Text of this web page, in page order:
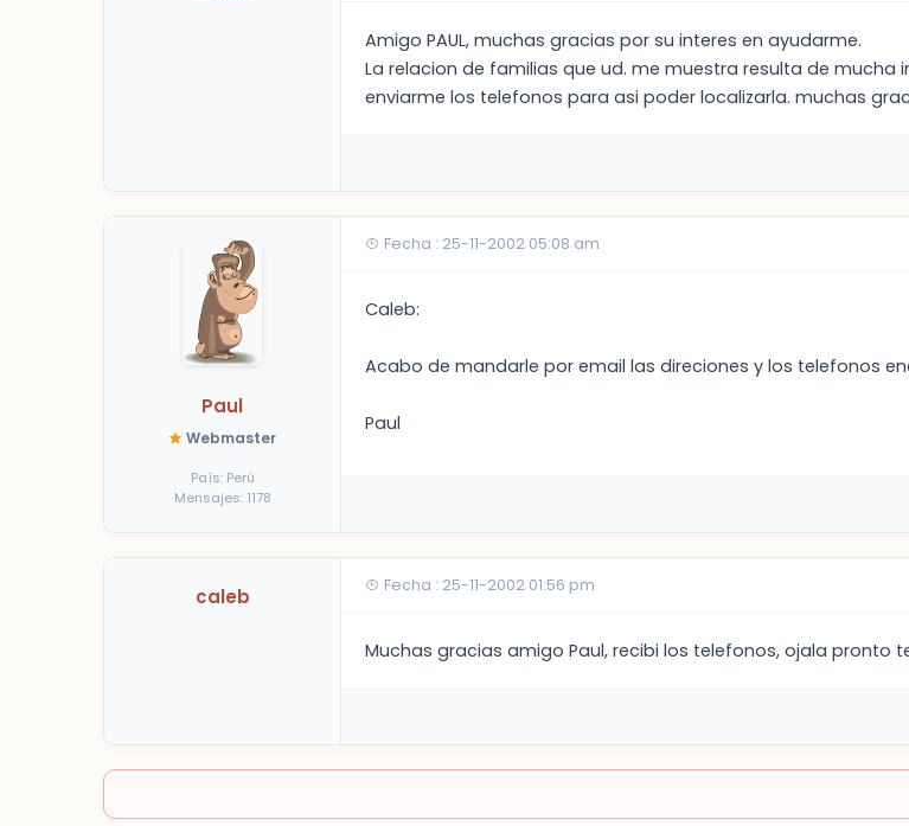
Amigo PAUL, muchas gracias por su interes en ayudarme.
La relacion de familias que ud. me muestra resulta de
enviarme los telefonos para asi poder localizarla. muchas
Paul
Webmaster
País: Perú
Mensajes: 1178
Fecha : 25-11-2002 05:08 am
Caleb:
Acabo de mandarle por email las direciones y los telefonos
Paul
caleb Fecha : 25-11-2002 01:56 pm
Muchas gracias amigo Paul, recibi los telefonos, ojala pronto